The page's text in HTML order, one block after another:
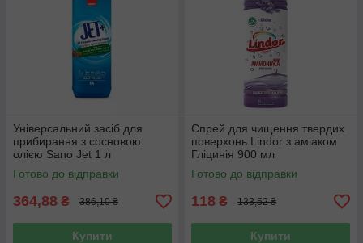
Універсальний засіб для
прибирання з сосновою
олією Sano Jet 1 л
Готово до відправки
364,88 ₴ 386,10 ₴
Купити
Спрей для чищення твердих
поверхонь Lindor з аміаком
Гліцинія 900 мл
Готово до відправки
118 ₴ 133,52 ₴
Купити